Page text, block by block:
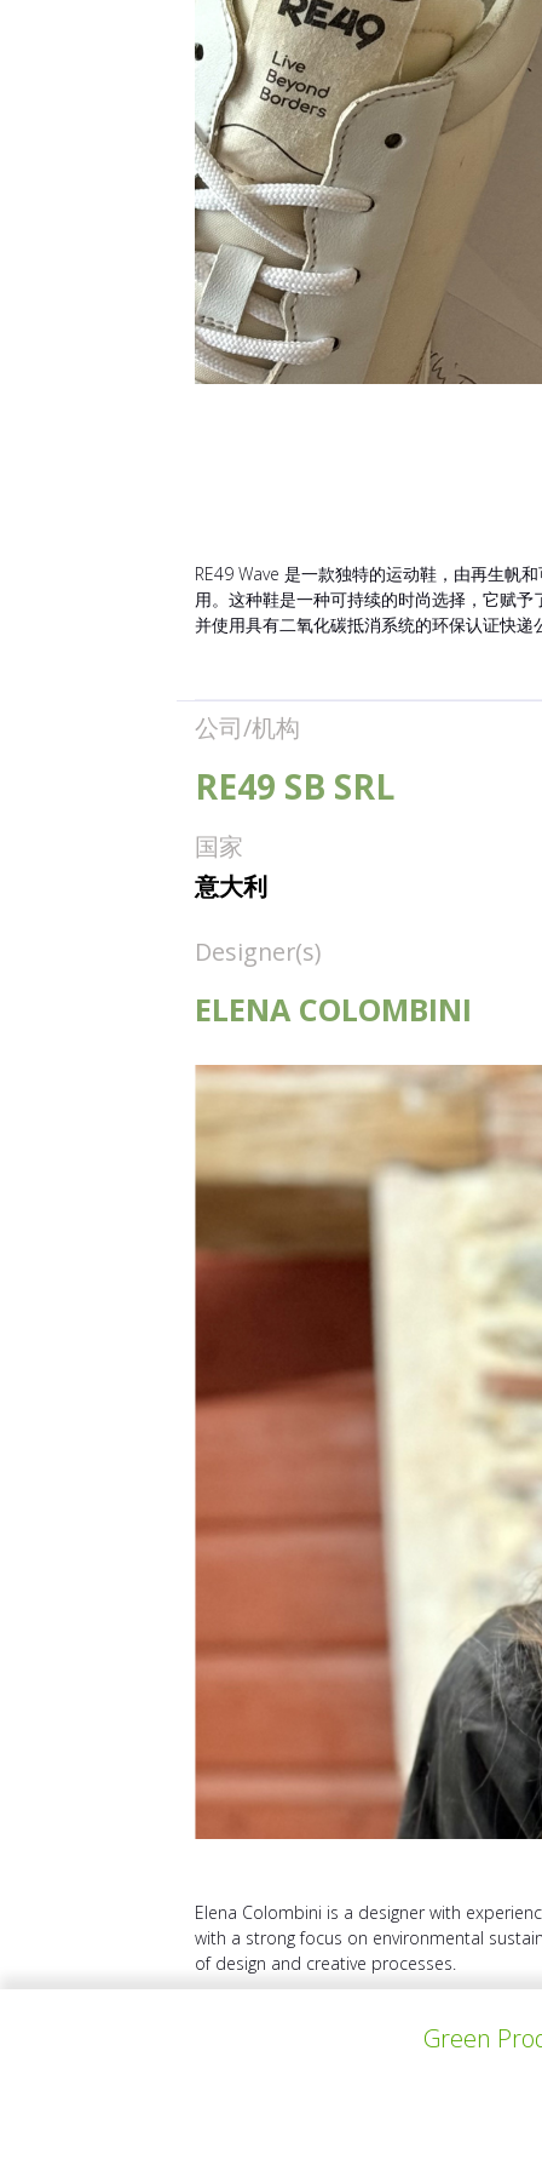
RE49 Wave 是一款独特的运动鞋，由再生帆
用。这种鞋是一种可持续的时尚选择，它赋
并使用具有二氧化碳抵消系统的环保认证快递
公司/机构
RE49 SB SRL
国家
意大利
Designer(s)
ELENA COLOMBINI
Elena Colombini is a designer with
with a strong focus on environmental
of design and creative processes.
Green